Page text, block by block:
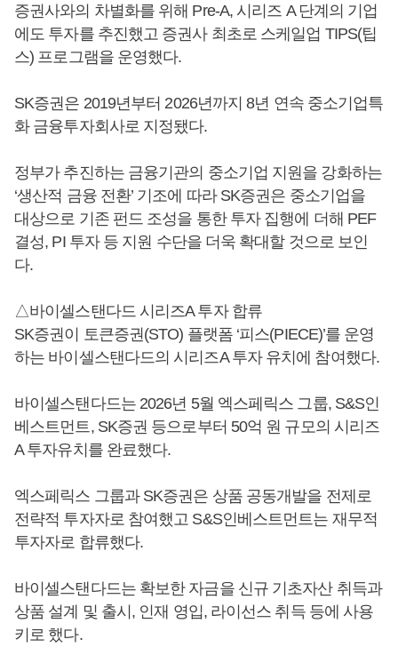
증권사와의 차별화를 위해 Pre-A, 시리즈 A 단계의 기업
에도 투자를 추진했고 증권사 최초로 스케일업 TIPS(팁
스) 프로그램을 운영했다.
SK증권은 2019년부터 2026년까지 8년 연속 중소기업특
화 금융투자회사로 지정됐다.
정부가 추진하는 금융기관의 중소기업 지원을 강화하는
‘생산적 금융 전환’ 기조에 따라 SK증권은 중소기업을
대상으로 기존 펀드 조성을 통한 투자 집행에 더해 PEF
결성, PI 투자 등 지원 수단을 더욱 확대할 것으로 보인
다.
△바이셀스탠다드 시리즈A 투자 합류
SK증권이 토큰증권(STO) 플랫폼 ‘피스(PIECE)’를 운영
하는 바이셀스탠다드의 시리즈A 투자 유치에 참여했다.
바이셀스탠다드는 2026년 5월 엑스페릭스 그룹, S&S인
베스트먼트, SK증권 등으로부터 50억 원 규모의 시리즈
A 투자유치를 완료했다.
엑스페릭스 그룹과 SK증권은 상품 공동개발을 전제로
전략적 투자자로 참여했고 S&S인베스트먼트는 재무적
투자자로 합류했다.
바이셀스탠다드는 확보한 자금을 신규 기초자산 취득과
상품 설계 및 출시, 인재 영입, 라이선스 취득 등에 사용
키로 했다.